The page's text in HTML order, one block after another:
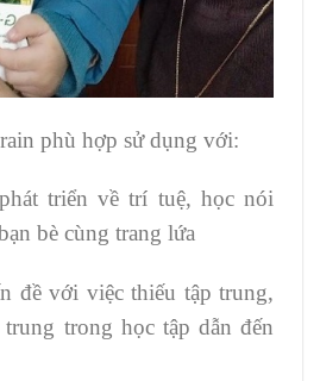
phù hợp sử dụng với:
triển về trí tuệ, học nói
bè cùng trang lứa
đề với việc thiếu tập trung,
trong học tập dẫn đến